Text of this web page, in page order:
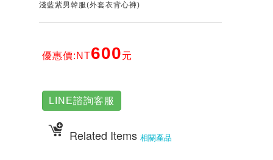
淺藍紫男韓服(外套衣背心褲)
優惠價:NT600元
LINE諮詢客服
Related Items 相關產品